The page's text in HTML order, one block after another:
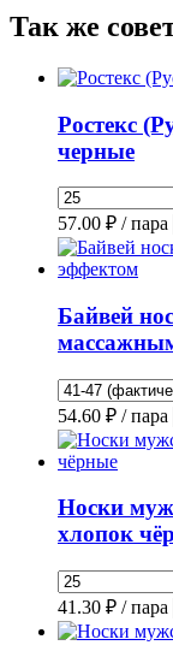
Так же
Ростекс
черные
57.00 ₽ / пара
Байвей
54.60 ₽ / пара
Носки
хлопок
41.30 ₽ / пара